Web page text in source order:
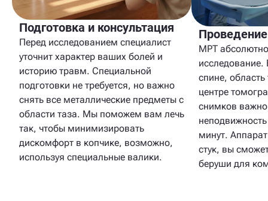
Подготовка и консультация
Перед исследованием специалист
уточнит характер ваших болей и
историю травм. Специальной
подготовки не требуется, но важно
снять все металлические предметы с
области таза. Мы поможем вам лечь
так, чтобы минимизировать
дискомфорт в копчике, возможно,
используя специальные валики.
МРТ
исследование.
спине,
центре
снимков
минут.
стук, вы
беруши для